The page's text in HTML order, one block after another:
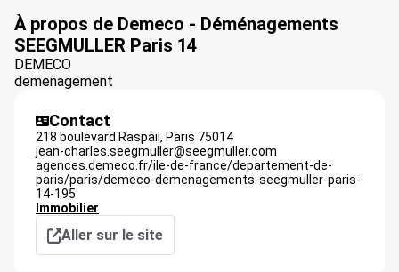
À propos de Demeco - Déménagements
SEEGMULLER Paris 14
DEMECO
demenagement
Contact
218 boulevard Raspail, Paris 75014
jean-charles.seegmuller@seegmuller.com
agences.demeco.fr/ile-de-france/departement-de-
paris/paris/demeco-demenagements-seegmuller-paris-
14-195
Immobilier
Aller sur le site